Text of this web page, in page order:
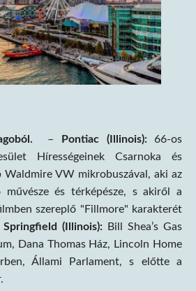
– Pontiac (Illinois): 66-os
Hírességeinek Csarnoka és
Waldmire VW mikrobuszával, aki az
művésze és térképésze, s akiről a
szereplő "Fillmore" karakterét
Springfield (Illinois):
Bill Shea’s Gas
Dana Thomas Ház, Lincoln Home
Állami Parlament, s előtte a